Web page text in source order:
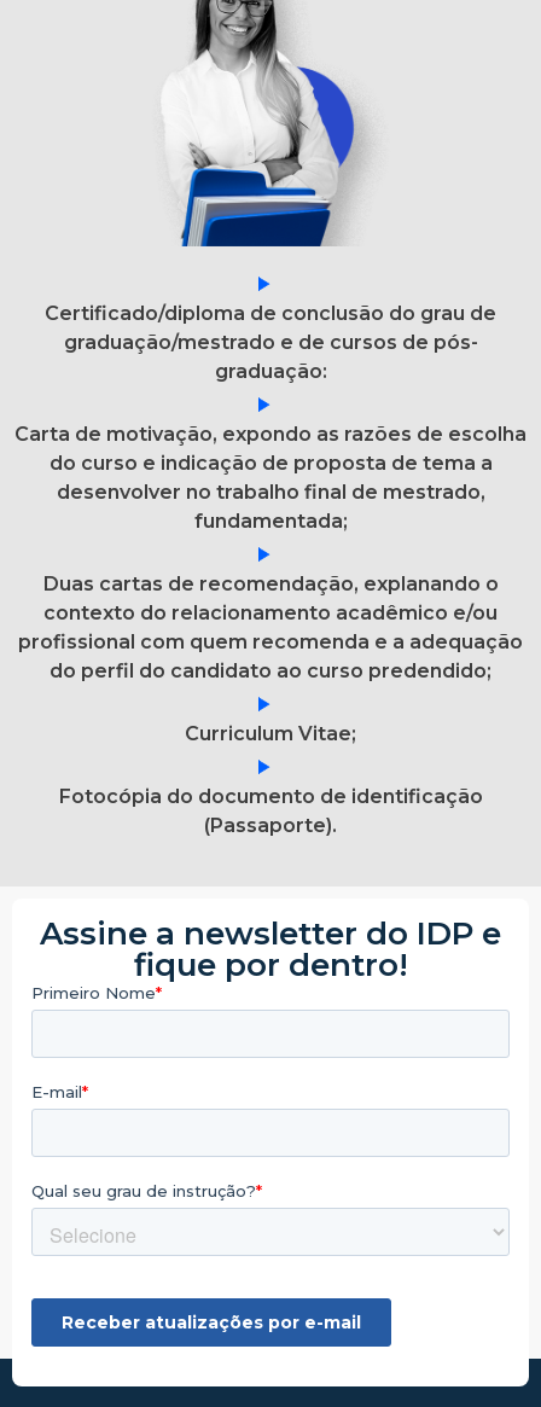
Certificado/diploma de conclusão do grau de
graduação/mestrado e de cursos de pós-
graduação:
Carta de motivação, expondo as razões de escolha
do curso e indicação de proposta de tema a
desenvolver no trabalho final de mestrado,
fundamentada;
Duas cartas de recomendação, explanando o
contexto do relacionamento acadêmico e/ou
profissional com quem recomenda e a adequação
do perfil do candidato ao curso predendido;
Curriculum Vitae;
Fotocópia do documento de identificação
(Passaporte).
Assine a newsletter do IDP e
fique por dentro!